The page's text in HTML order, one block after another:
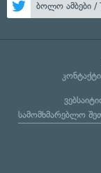
ბოლო ამბები /
სამომხმარებლო